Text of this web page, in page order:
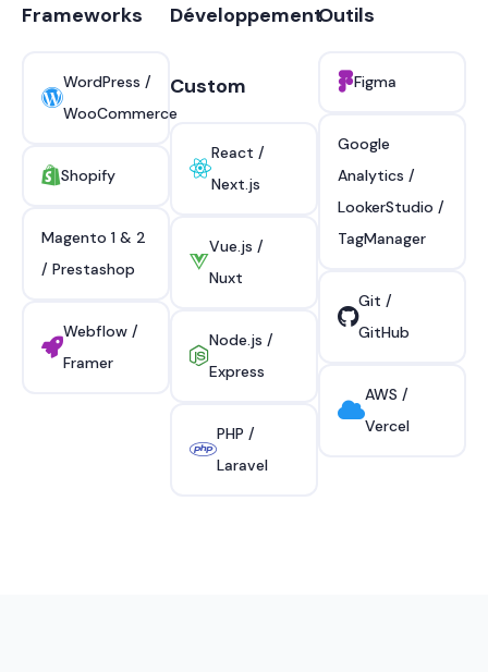
Frameworks
WordPress /
WooCommerce
Shopify
Magento 1 & 2
/ Prestashop
Webflow /
Framer
Développement
Custom
React /
Next.js
Vue.js /
Nuxt
Node.js /
Express
PHP /
Laravel
Outils
Figma
Google
Analytics /
LookerStudio /
TagManager
Git /
GitHub
AWS /
Vercel